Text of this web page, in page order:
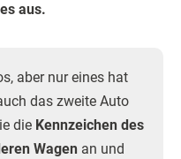
aus.
aber nur eines hat
das zweite Auto
die Kennzeichen des
Wagen an und